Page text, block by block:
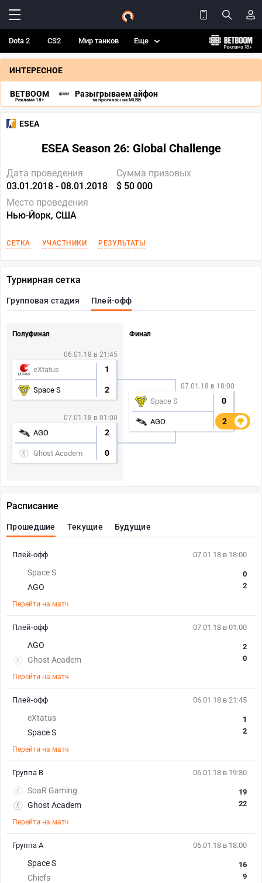
Dota 2 CS2 Мир танков Еще
ИНТЕРЕСНОЕ
BETBOOM
Реклама 18+
Разыгрываем айфон
за прогнозы на MLBB
ESEA
ESEA Season 26: Global Challenge
Дата проведения
03.01.2018 - 08.01.2018
Сумма призовых
$ 50 000
Место проведения
Нью-Йорк, США
СЕТКА УЧАСТНИКИ РЕЗУЛЬТАТЫ
Турнирная сетка
Групповая стадия Плей-офф
Полуфинал
06.01.18 в 21:45
eXtatus 1
Space S 2
07.01.18 в 01:00
AGO 2
Ghost Academ 0
Финал
07.01.18 в 18:00
Space S 0
AGO 2
2
Расписание
Прошедшие Текущие Будущие
07.01.18 в 18:00
Space S
AGO
0
2
Перейти на матч
Плей-офф
07.01.18 в 01:00
AGO
Ghost Academ
2
0
Перейти на матч
Плей-офф
06.01.18 в 21:45
eXtatus
Space S
1
2
Перейти на матч
Плей-офф
06.01.18 в 19:30
SoaR Gaming
Ghost Academ
19
22
Перейти на матч
Группа В
06.01.18 в 18:00
Space S
Chiefs
16
9
Группа А